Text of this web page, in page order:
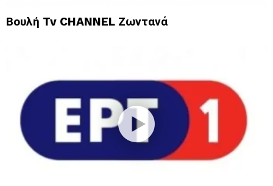
Βουλή Tv CHANNEL Ζωντανά